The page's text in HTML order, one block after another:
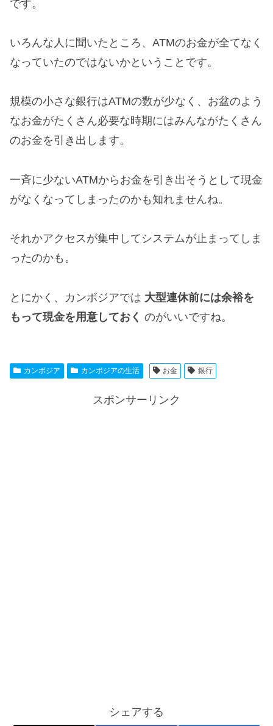
です。
いろんな人に聞いたところ、ATMのお金が全てなく
なっていたのではないかということです。
規模の小さな銀行はATMの数が少なく、お盆のよう
なお金がたくさん必要な時期にはみんながたくさん
のお金を引き出します。
一斉に少ないATMからお金を引き出そうとして現金
がなくなってしまったのかも知れませんね。
それかアクセスが集中してシステムが止まってしま
ったのかも。
とにかく、カンボジアでは 大型連休前には余裕を
もって現金を用意しておく のがいいですね。
カンボジア カンボジアの生活 お金 銀行
スポンサーリンク
シェアする